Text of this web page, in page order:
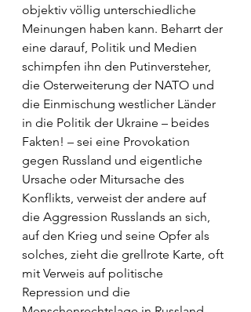
objektiv völlig unterschiedliche
Meinungen haben kann. Beharrt der
eine darauf, Politik und Medien
schimpfen ihn den Putinversteher,
die Osterweiterung der NATO und
die Einmischung westlicher Länder
in die Politik der Ukraine – beides
Fakten! – sei eine Provokation
gegen Russland und eigentliche
Ursache oder Mitursache des
Konflikts, verweist der andere auf
die Aggression Russlands an sich,
auf den Krieg und seine Opfer als
solches, zieht die grellrote Karte, oft
mit Verweis auf politische
Repression und die